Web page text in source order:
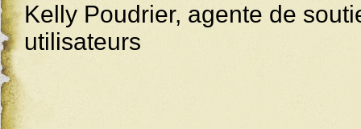
Kelly Poudrier, agente de
utilisateurs